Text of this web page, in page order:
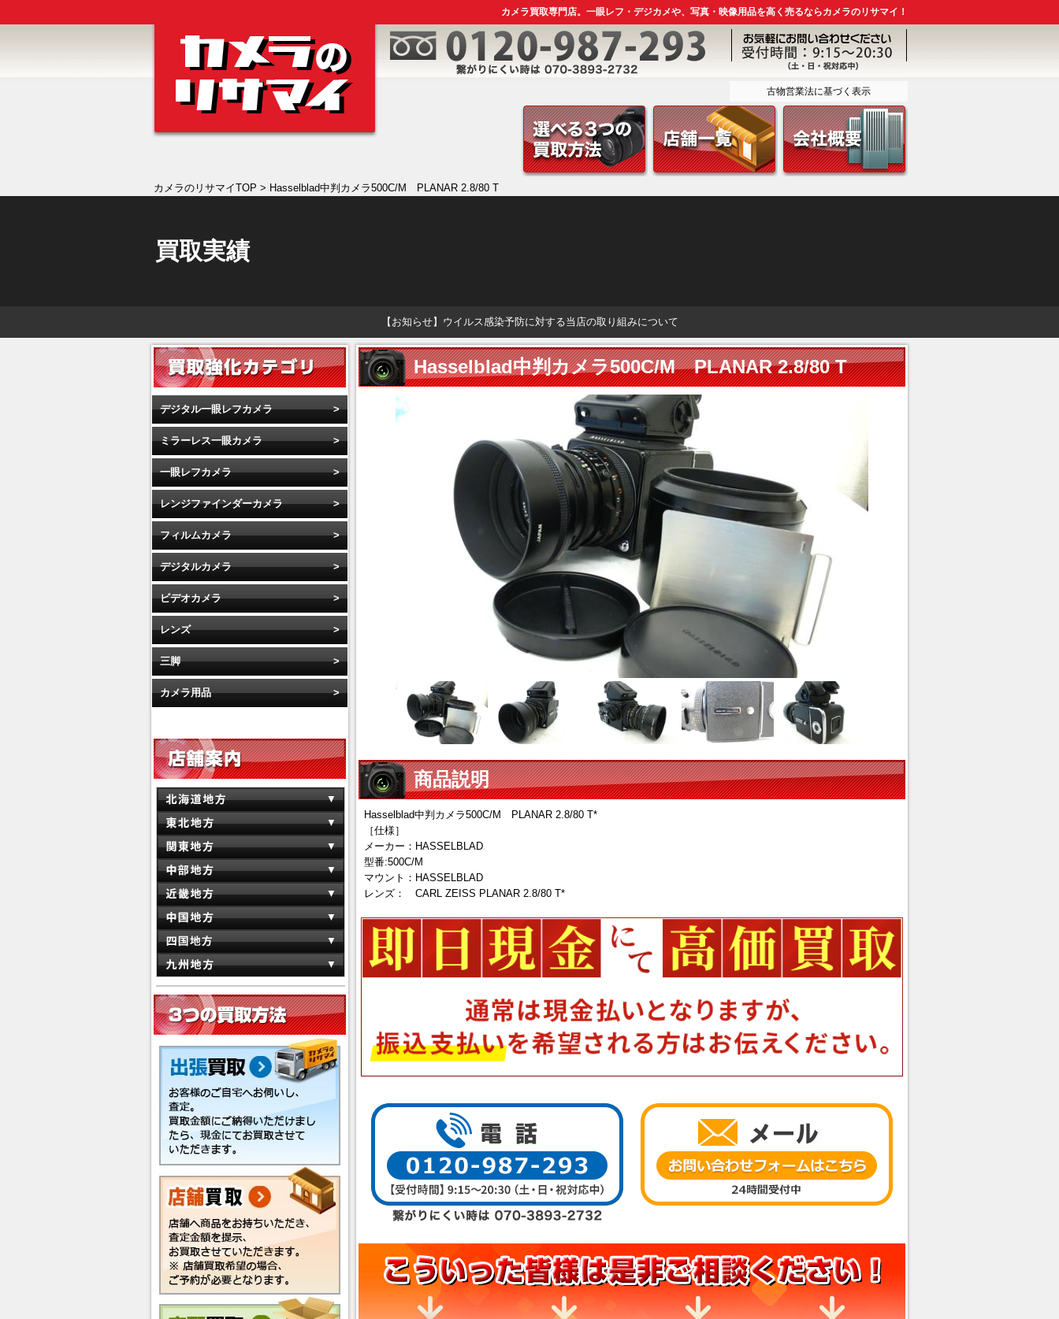
カメラ買取専門店。一眼レフ・デジカメや、写真・映像用品を高く売るならカメラのリサマイ！
古物営業法に基づく表示
カメラのリサマイTOP > Hasselblad中判カメラ500C/M PLANAR 2.8/80 T
買取実績
【お知らせ】ウイルス感染予防に対する当店の取り組みについて
Hasselblad中判カメラ500C/M PLANAR 2.8/80 T
商品説明
Hasselblad中判カメラ500C/M PLANAR 2.8/80 T*
［仕様］
メーカー：HASSELBLAD
型番:500C/M
マウント：HASSELBLAD
レンズ： CARL ZEISS PLANAR 2.8/80 T*
デジタル一眼レフカメラ
ミラーレス一眼カメラ
一眼レフカメラ
レンジファインダーカメラ
フィルムカメラ
デジタルカメラ
ビデオカメラ
レンズ
三脚
カメラ用品